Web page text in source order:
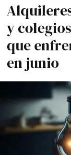
y
que
en junio